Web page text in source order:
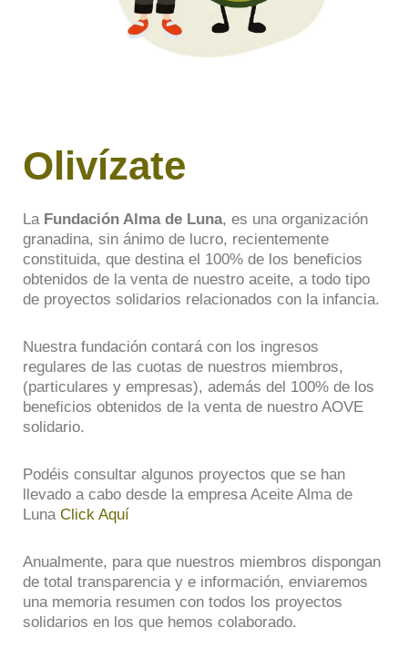
Olivízate
La Fundación Alma de Luna, es una organización
granadina, sin ánimo de lucro, recientemente
constituida, que destina el 100% de los beneficios
obtenidos de la venta de nuestro aceite, a todo tipo
de proyectos solidarios relacionados con la infancia.
Nuestra fundación contará con los ingresos
regulares de las cuotas de nuestros miembros,
(particulares y empresas), además del 100% de los
beneficios obtenidos de la venta de nuestro AOVE
solidario.
Podéis consultar algunos proyectos que se han
llevado a cabo desde la empresa Aceite Alma de
Luna Click Aquí
Anualmente, para que nuestros miembros dispongan
de total transparencia y e información, enviaremos
una memoria resumen con todos los proyectos
solidarios en los que hemos colaborado.